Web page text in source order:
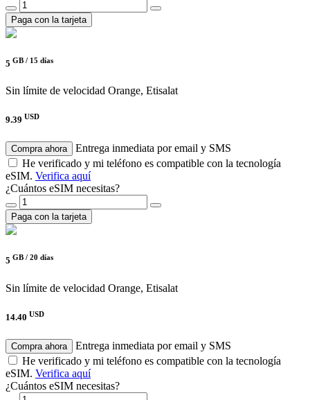
Paga con la tarjeta
5 GB / 15 días
Sin límite de velocidad Orange, Etisalat
9.39 USD
Compra ahora
Entrega inmediata por email y SMS
He verificado y mi teléfono es compatible con la tecnología
eSIM. Verifica aquí
¿Cuántos eSIM necesitas?
Paga con la tarjeta
5 GB / 20 días
Sin límite de velocidad Orange, Etisalat
14.40 USD
Compra ahora
Entrega inmediata por email y SMS
He verificado y mi teléfono es compatible con la tecnología
eSIM. Verifica aquí
¿Cuántos eSIM necesitas?